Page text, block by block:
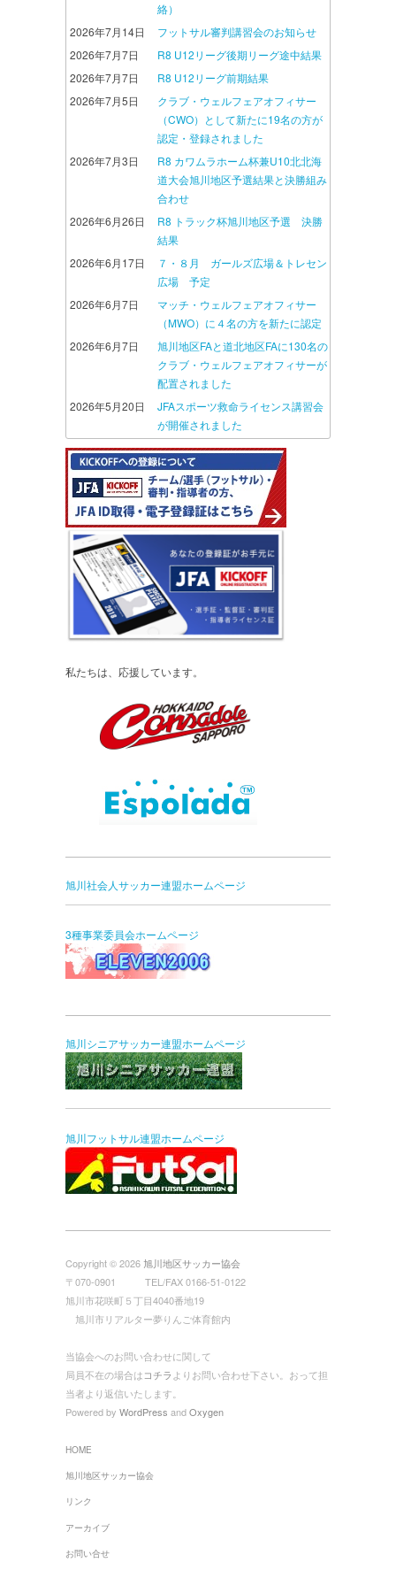
絡）
2026年7月14日
フットサル審判講習会のお知らせ
2026年7月7日
R8 U12リーグ後期リーグ途中結果
2026年7月7日
R8 U12リーグ前期結果
2026年7月5日
クラブ・ウェルフェアオフィサー
（CWO）として新たに19名の方が
認定・登録されました
2026年7月3日
R8 カワムラホーム杯兼U10北北海
道大会旭川地区予選結果と決勝組み
合わせ
2026年6月26日
R8 トラック杯旭川地区予選 決勝
結果
2026年6月17日
７・８月 ガールズ広場＆トレセン
広場 予定
2026年6月7日
マッチ・ウェルフェアオフィサー
（MWO）に４名の方を新たに認定
2026年6月7日
旭川地区FAと道北地区FAに130名の
クラブ・ウェルフェアオフィサーが
配置されました
2026年5月20日
JFAスポーツ救命ライセンス講習会
が開催されました
私たちは、応援しています。
旭川社会人サッカー連盟ホームページ
3種事業委員会ホームページ
旭川シニアサッカー連盟ホームページ
旭川フットサル連盟ホームページ
Copyright © 2026旭川地区サッカー協会
〒070-0901 TEL/FAX 0166-51-0122
旭川市花咲町５丁目4040番地19
旭川市リアルター夢りんご体育館内
当協会へのお問い合わせに関して
局員不在の場合はコチラ よりお問い合わせ下さい。おって担
当者より返信いたします。
Powered by WordPress andOxygen
HOME
旭川地区サッカー協会
リンク
アーカイブ
お問い合せ